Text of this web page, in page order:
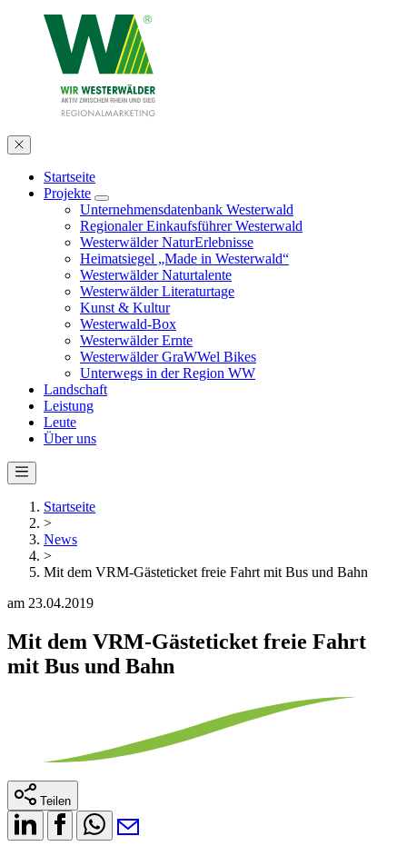
Startseite
Projekte
Unternehmensdatenbank Westerwald
Regionaler Einkaufsführer Westerwald
Westerwälder NaturErlebnisse
Heimatsiegel „Made in Westerwald“
Westerwälder Naturtalente
Westerwälder Literaturtage
Kunst & Kultur
Westerwald-Box
Westerwälder Ernte
Westerwälder GraWWel Bikes
Unterwegs in der Region WW
Landschaft
Leistung
Leute
Über uns
Startseite
>
News
>
Mit dem VRM-Gästeticket freie Fahrt mit Bus und Bahn
am 23.04.2019
Mit dem VRM-Gästeticket freie Fahrt
mit Bus und Bahn
Teilen